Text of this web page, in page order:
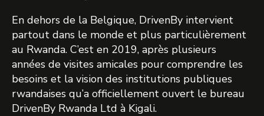
En dehors de la Belgique, DrivenBy intervient
partout dans le monde et plus particulièrement
au Rwanda. C’est en 2019, après plusieurs
années de visites amicales pour comprendre les
besoins et la vision des institutions publiques
rwandaises qu’a officiellement ouvert le bureau
DrivenBy Rwanda Ltd à Kigali.